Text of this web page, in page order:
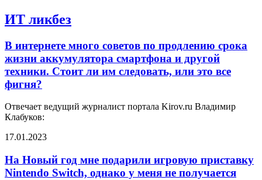
ИТ ликбез
В интернете много советов по продлению срока
жизни аккумулятора смартфона и другой
техники. Стоит ли им следовать, или это все
фигня?
Отвечает ведущий журналист портала Kirov.ru Владимир
Клабуков:
17.01.2023
На Новый год мне подарили игровую приставку
Nintendo Switch, однако у меня не получается